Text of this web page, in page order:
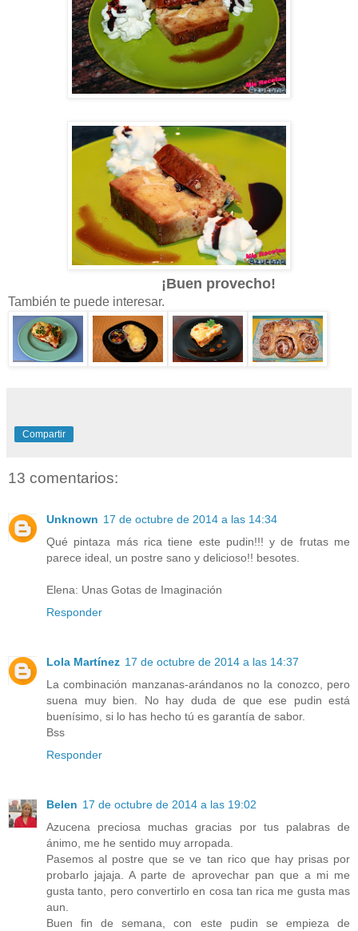
¡Buen provecho!
También te puede interesar.
Compartir
13 comentarios:
Unknown 17 de octubre de 2014 a las 14:34
Qué pintaza más rica tiene este pudin!!! y de frutas me
parece ideal, un postre sano y delicioso!! besotes.
Elena: Unas Gotas de Imaginación
Responder
Lola Martínez 17 de octubre de 2014 a las 14:37
La combinación manzanas-arándanos no la conozco, pero
suena muy bien. No hay duda de que ese pudin está
buenísimo, si lo has hecho tú es garantía de sabor.
Bss
Responder
Belen 17 de octubre de 2014 a las 19:02
Azucena preciosa muchas gracias por tus palabras de
ánimo, me he sentido muy arropada.
Pasemos al postre que se ve tan rico que hay prisas por
probarlo jajaja. A parte de aprovechar pan que a mi me
gusta tanto, pero convertirlo en cosa tan rica me gusta mas
aun.
Buen fin de semana, con este pudin se empieza de